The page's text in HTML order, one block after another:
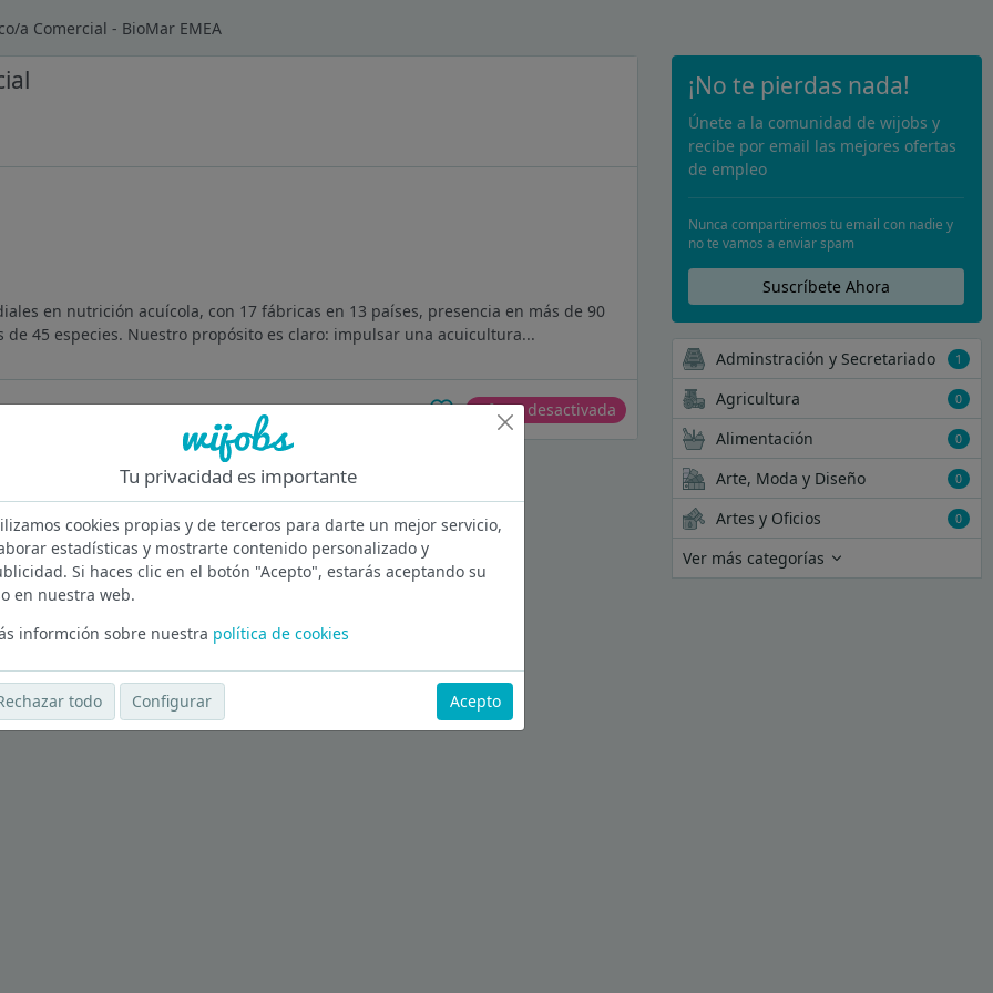
a Comercial - BioMar EMEA
en nutrición acuícola, con 17 fábricas en 13 países, presencia en más de 90
45 especies. Nuestro propósito es claro: impulsar una acuicultura...
Oferta desactivada
Palencia
Ver más ofertas
¡No te pierdas nada!
Únete a la comunidad de wijobs y
recibe por email las mejores ofertas
de empleo
Nunca compartiremos tu email con nadie y
no te vamos a enviar spam
Suscríbete Ahora
Adminstración y Secretariado 1
Agricultura 0
Alimentación 0
Arte, Moda y Diseño 0
Artes y Oficios 0
Ver más categorías
Tu privacidad es importante
cookies propias y de terceros para darte un mejor servicio,
estadísticas y mostrarte contenido personalizado y
Si haces clic en el botón "Acepto", estarás aceptando su
en nuestra web.
informción sobre nuestra política de cookies
todo Configurar Acepto